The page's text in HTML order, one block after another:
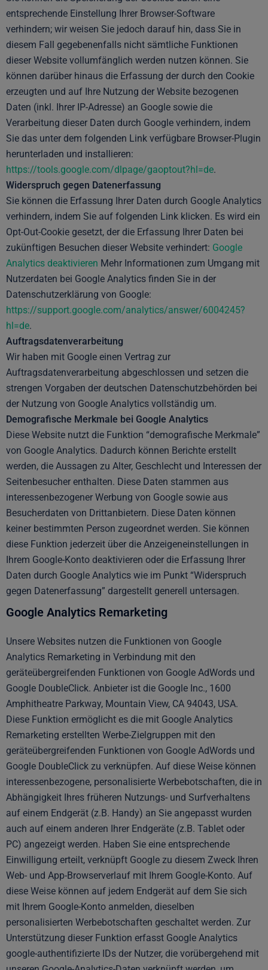
entsprechende Einstellung Ihrer Browser-Software
verhindern; wir weisen Sie jedoch darauf hin, dass Sie in
diesem Fall gegebenenfalls nicht sämtliche Funktionen
dieser Website vollumfänglich werden nutzen können. Sie
können darüber hinaus die Erfassung der durch den Cookie
erzeugten und auf Ihre Nutzung der Website bezogenen
Daten (inkl. Ihrer IP-Adresse) an Google sowie die
Verarbeitung dieser Daten durch Google verhindern, indem
Sie das unter dem folgenden Link verfügbare Browser-Plugin
herunterladen und installieren:
https://tools.google.com/dlpage/gaoptout?hl=de.
Widerspruch gegen Datenerfassung
Sie können die Erfassung Ihrer Daten durch Google Analytics
verhindern, indem Sie auf folgenden Link klicken. Es wird ein
Opt-Out-Cookie gesetzt, der die Erfassung Ihrer Daten bei
zukünftigen Besuchen dieser Website verhindert: Google
Analytics deaktivieren Mehr Informationen zum Umgang mit
Nutzerdaten bei Google Analytics finden Sie in der
Datenschutzerklärung von Google:
https://support.google.com/analytics/answer/6004245?
hl=de.
Auftragsdatenverarbeitung
Wir haben mit Google einen Vertrag zur
Auftragsdatenverarbeitung abgeschlossen und setzen die
strengen Vorgaben der deutschen Datenschutzbehörden bei
der Nutzung von Google Analytics vollständig um.
Demografische Merkmale bei Google Analytics
Diese Website nutzt die Funktion “demografische Merkmale”
von Google Analytics. Dadurch können Berichte erstellt
werden, die Aussagen zu Alter, Geschlecht und Interessen der
Seitenbesucher enthalten. Diese Daten stammen aus
interessenbezogener Werbung von Google sowie aus
Besucherdaten von Drittanbietern. Diese Daten können
keiner bestimmten Person zugeordnet werden. Sie können
diese Funktion jederzeit über die Anzeigeneinstellungen in
Ihrem Google-Konto deaktivieren oder die Erfassung Ihrer
Daten durch Google Analytics wie im Punkt “Widerspruch
gegen Datenerfassung” dargestellt generell untersagen.
Google Analytics Remarketing
Unsere Websites nutzen die Funktionen von Google
Analytics Remarketing in Verbindung mit den
geräteübergreifenden Funktionen von Google AdWords und
Google DoubleClick. Anbieter ist die Google Inc., 1600
Amphitheatre Parkway, Mountain View, CA 94043, USA.
Diese Funktion ermöglicht es die mit Google Analytics
Remarketing erstellten Werbe-Zielgruppen mit den
geräteübergreifenden Funktionen von Google AdWords und
Google DoubleClick zu verknüpfen. Auf diese Weise können
interessenbezogene, personalisierte Werbebotschaften, die in
Abhängigkeit Ihres früheren Nutzungs- und Surfverhaltens
auf einem Endgerät (z.B. Handy) an Sie angepasst wurden
auch auf einem anderen Ihrer Endgeräte (z.B. Tablet oder
PC) angezeigt werden. Haben Sie eine entsprechende
Einwilligung erteilt, verknüpft Google zu diesem Zweck Ihren
Web- und App-Browserverlauf mit Ihrem Google-Konto. Auf
diese Weise können auf jedem Endgerät auf dem Sie sich
mit Ihrem Google-Konto anmelden, dieselben
personalisierten Werbebotschaften geschaltet werden. Zur
Unterstützung dieser Funktion erfasst Google Analytics
google-authentifizierte IDs der Nutzer, die vorübergehend mit